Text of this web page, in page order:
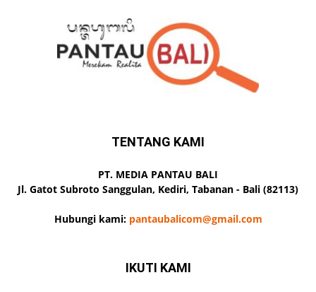
TENTANG KAMI
PT. MEDIA PANTAU BALI
Jl. Gatot Subroto Sanggulan, Kediri, Tabanan - Bali (82113)
Hubungi kami: pantaubalicom@gmail.com
IKUTI KAMI